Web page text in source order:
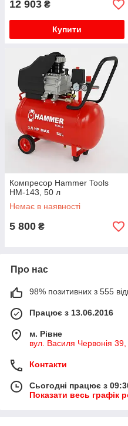
12 903 ₴
Купити
Компресор Hammer Tools
HM-143, 50 л
Немає в наявності
5 800 ₴
Про нас
98% позитивних з 555
Працює з 13.06.2016
м. Рівне
вул. Василя Червонія 39,
Контакти
Сьогодні працює з
Показати весь графік